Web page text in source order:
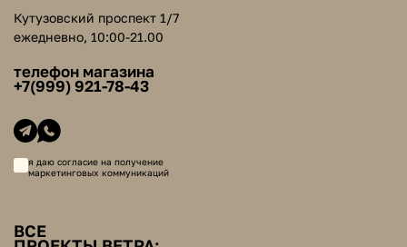
Кутузовский проспект 1/7
ежедневно, 10:00-21.00
телефон магазина
+7(999) 921-78-43
я даю согласие на получение
маркетинговых коммуникаций
ВСЕ